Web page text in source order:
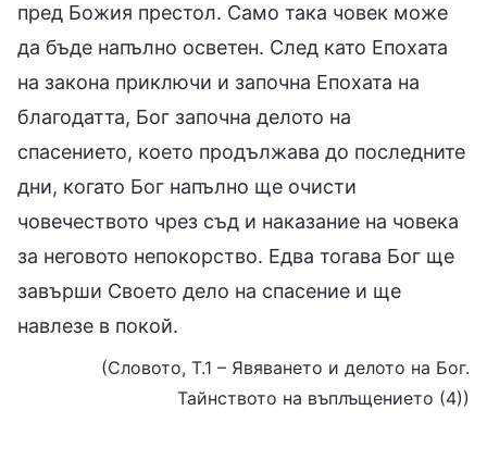
пред Божия престол. Само така човек може
да бъде напълно осветен. След като Епохата
на закона приключи и започна Епохата на
благодатта, Бог започна делото на
спасението, което продължава до последните
дни, когато Бог напълно ще очисти
човечеството чрез съд и наказание на човека
за неговото непокорство. Едва тогава Бог ще
завърши Своето дело на спасение и ще
навлезе в покой.
(Словото, Т.1 – Явяването и делото на Бог.
Тайнството на въплъщението (4))